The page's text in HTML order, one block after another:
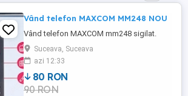
Vând telefon MAXCOM MM248 NOU
Vând telefon MAXCOM mm248 sigilat.
Suceava, Suceava
azi 12:33
80 RON
90 RON